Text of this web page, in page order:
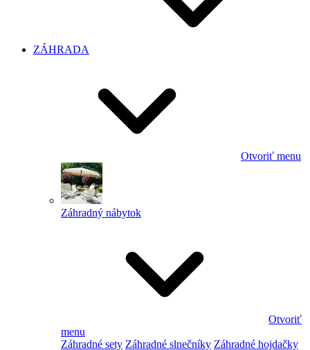
ZÁHRADA
Otvoriť menu
Záhradný nábytok
Otvoriť
menu
Záhradné sety Záhradné slnečníky Záhradné hojdačky